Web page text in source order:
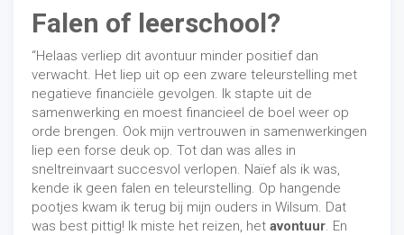
Falen of leerschool?
“Helaas verliep dit avontuur minder positief dan
verwacht. Het liep uit op een zware teleurstelling met
negatieve financiële gevolgen. Ik stapte uit de
samenwerking en moest financieel de boel weer op
orde brengen. Ook mijn vertrouwen in samenwerkingen
liep een forse deuk op. Tot dan was alles in
sneltreinvaart succesvol verlopen. Naïef als ik was,
kende ik geen falen en teleurstelling. Op hangende
pootjes kwam ik terug bij mijn ouders in Wilsum. Dat
was best pittig! Ik miste het reizen, het avontuur . En